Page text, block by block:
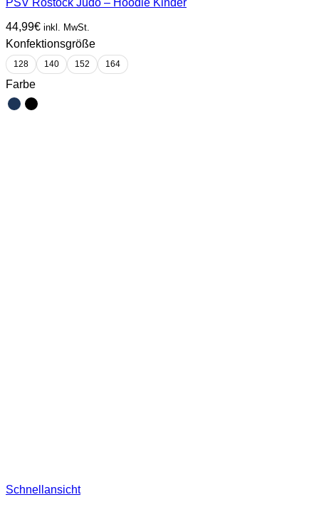
PSV Rostock Judo – Hoodie Kinder
44,99€ inkl. MwSt.
Konfektionsgröße
128 140 152 164
Farbe
Schnellansicht